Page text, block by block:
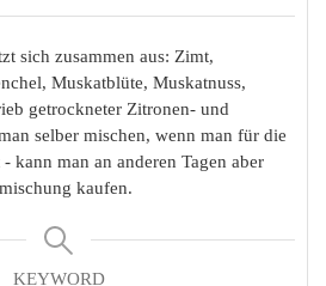
sich zusammen aus: Zimt,
Muskatblüte, Muskatnuss,
getrockneter Zitronen- und
selber mischen, wenn man für die
kann man an anderen Tagen aber
kaufen.
KEYWORD